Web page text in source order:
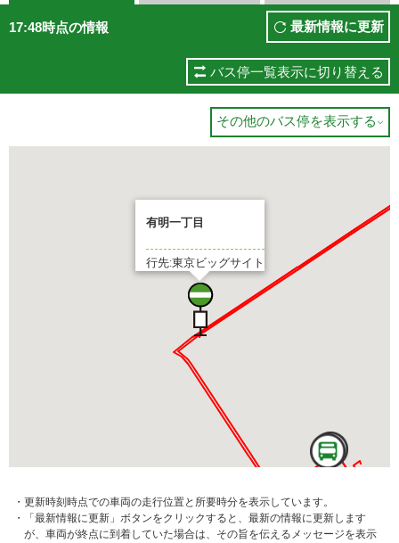
17:48時点の情報 最新情報に更新
バス停一覧表示に切り替える
その他のバス停を表示する 
有明一丁目
行先:東京ビッグサイト
・更新時刻時点での車両の走行位置と所要時分を表示しています。
・「最新情報に更新」ボタンをクリックすると、最新の情報に更新します
が、車両が終点に到着していた場合は、その旨を伝えるメッセージを表示